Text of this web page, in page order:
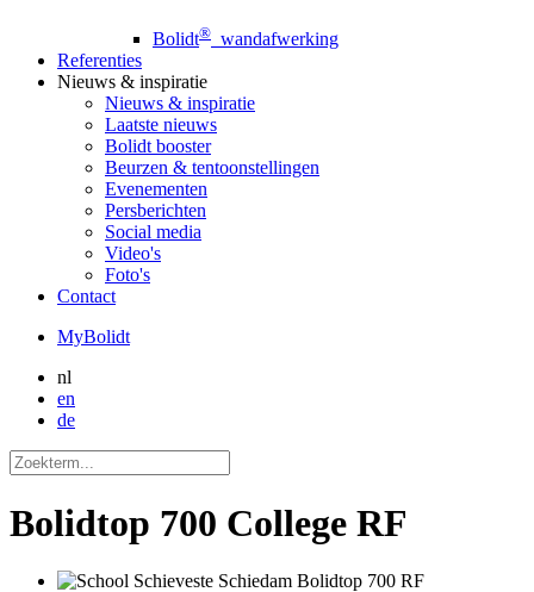
Bolidt® wandafwerking
Referenties
Nieuws & inspiratie
Nieuws & inspiratie
Laatste nieuws
Bolidt booster
Beurzen & tentoonstellingen
Evenementen
Persberichten
Social media
Video's
Foto's
Contact
MyBolidt
nl
en
de
Bolidtop 700 College RF